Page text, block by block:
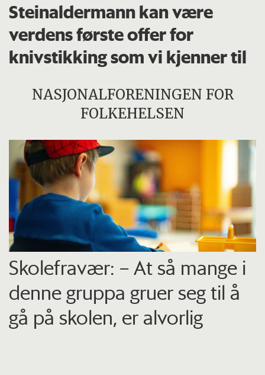
Steinaldermann kan være
verdens første offer for
knivstikking som vi kjenner til
NASJONALFORENINGEN FOR
FOLKEHELSEN
Skolefravær: – At så mange i
denne gruppa gruer seg til å
gå på skolen, er alvorlig